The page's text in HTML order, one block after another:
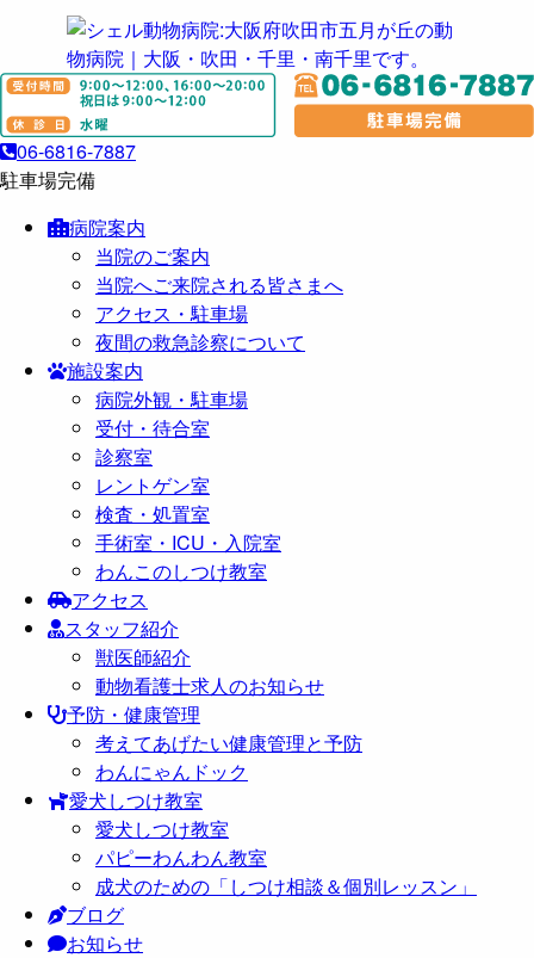
06-6816-7887
駐車場完備
病院案内
当院のご案内
当院へご来院される皆さまへ
アクセス・駐車場
夜間の救急診察について
施設案内
病院外観・駐車場
受付・待合室
診察室
レントゲン室
検査・処置室
手術室・ICU・入院室
わんこのしつけ教室
アクセス
スタッフ紹介
獣医師紹介
動物看護士求人のお知らせ
予防・健康管理
考えてあげたい健康管理と予防
わんにゃんドック
愛犬しつけ教室
愛犬しつけ教室
パピーわんわん教室
成犬のための「しつけ相談＆個別レッスン」
ブログ
お知らせ